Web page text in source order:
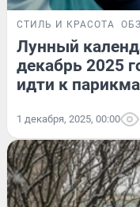
СТИЛЬ И КРАСОТА
Лунный
декабрь 2025
идти к
1 декабря, 2025, 00:00